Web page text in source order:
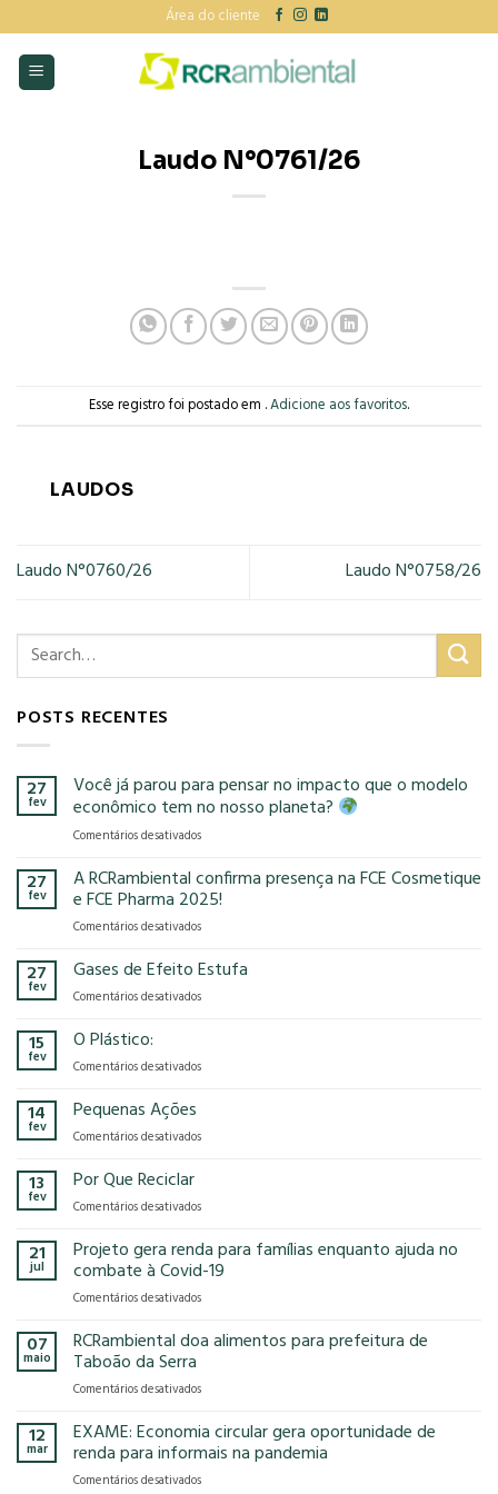
to
content
Área do cliente
Laudo N°0761/26
Esse registro foi postado em .Adicione aos favoritos.
LAUDOS
Laudo N°0760/26 Laudo N°0758/26
POSTS RECENTES
27
fev
Você já parou para pensar no impacto que o modelo
econômico tem no nosso planeta?
Comentários desativadosem
já
parou
para
pensar
impacto
o
tem
27
fev
A RCRambiental confirma presença na FCE Cosmetique
e FCE Pharma 2025!
Comentários desativadosem
RCRambiental
presença
e
2025!
27
fev
Gases de Efeito Estufa
Comentários desativadosem
Estufa
15
fev
O Plástico:
Comentários desativadosem
14
fev
Pequenas Ações
Comentários desativadosem
13
fev
Por Que Reciclar
Comentários desativadosem
Que
Reciclar
21
jul
Projeto gera renda para famílias enquanto ajuda no
combate à Covid-19
Comentários desativadosem
gera
famílias
ajuda
no
à
07
maio
RCRambiental doa alimentos para prefeitura de
Taboão da Serra
Comentários desativadosem
doa
alimentos
para
prefeitura
12
mar
EXAME: Economia circular gera oportunidade de
renda para informais na pandemia
Comentários desativadosem